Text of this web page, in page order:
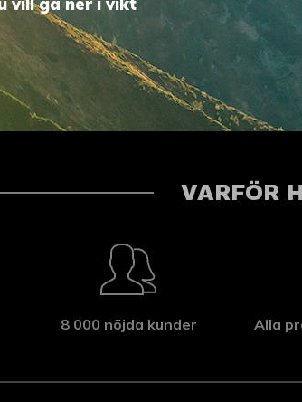
vill gå ner i vikt
VARFÖR
8 000 nöjda kunder Alla